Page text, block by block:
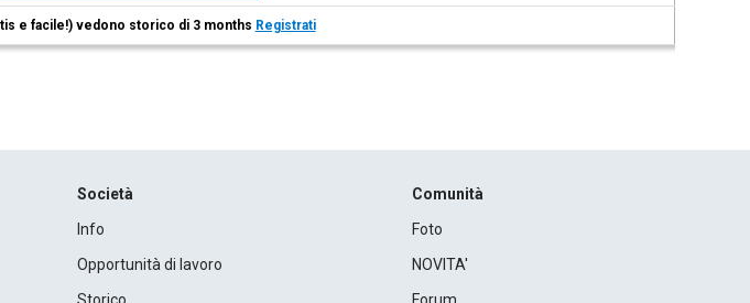
e facile!) vedono storico di 3 months Registrati
Società
Info
Opportunità di lavoro
Comunità
Foto
NOVITA'